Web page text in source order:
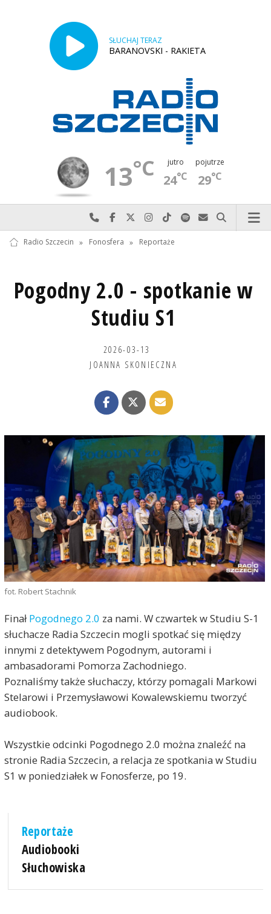
SŁUCHAJ TERAZ
BARANOVSKI - RAKIETA
13°C jutro
24°C
pojutrze
29°C
Najlepiej po prostu do nas zadzwoń
Odwiedź nas na Facebook-u
Odwiedź nas na X
Odwiedź nas na Instagram-ie
Odwiedź nas na TikTok-u
Szukaj nas na Spotify
Wyślij do nas
Szukaj
Radio Szczecin » Fonosfera » Reportaże
Pogodny 2.0 - spotkanie w
Studiu S1
2026-03-13
JOANNA SKONIECZNA
fot. Robert Stachnik
Finał Pogodnego 2.0 za nami. W czwartek w Studiu S-1
słuchacze Radia Szczecin mogli spotkać się między
innymi z detektywem Pogodnym, autorami i
ambasadorami Pomorza Zachodniego.
Poznaliśmy także słuchaczy, którzy pomagali Markowi
Stelarowi i Przemysławowi Kowalewskiemu tworzyć
audiobook.
Wszystkie odcinki Pogodnego 2.0 można znaleźć na
stronie Radia Szczecin, a relacja ze spotkania w Studiu
S1 w poniedziałek w Fonosferze, po 19.
Reportaże
Audiobooki
Słuchowiska